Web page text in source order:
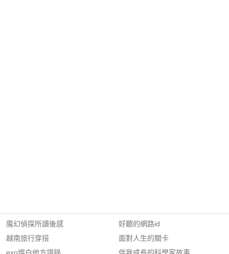
魔幻偵探所讀後感
越南旅行穿搭
好聽的網路id
面對人生的關卡